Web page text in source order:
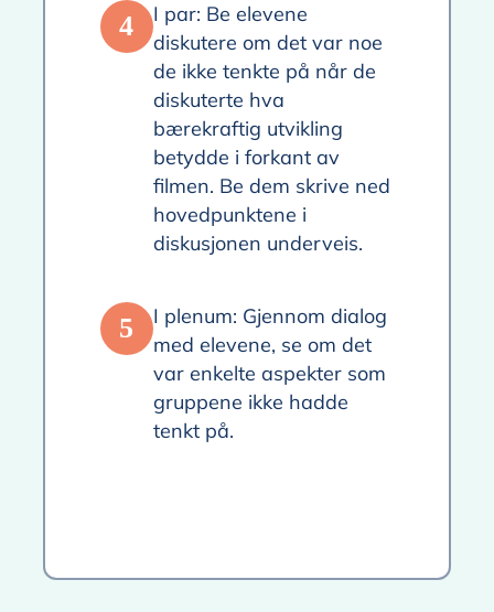
4
I par: Be elevene
diskutere om det var noe
de ikke tenkte på når de
diskuterte hva
bærekraftig utvikling
betydde i forkant av
filmen. Be dem skrive ned
hovedpunktene i
diskusjonen underveis.
5
I plenum: Gjennom dialog
med elevene, se om det
var enkelte aspekter som
gruppene ikke hadde
tenkt på.